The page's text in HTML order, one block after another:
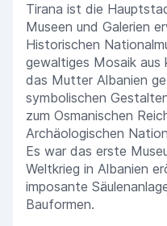
Tirana ist die
Museen und Galerien
Historischen
gewaltiges Mosaik aus
das Mutter Albanien
symbolischen
zum Osmanischen
Archäologischen
Es war das erste
Weltkrieg in Albanien
imposante
Bauformen.